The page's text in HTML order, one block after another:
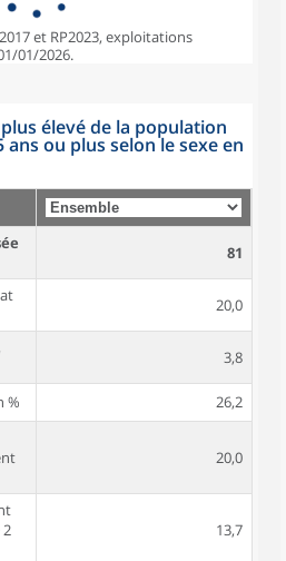
et RP2023, exploitations
01/2026.
élevé de la population
ans ou plus selon le sexe en
81
20,0
3,8
%
26,2
20,0
13,7